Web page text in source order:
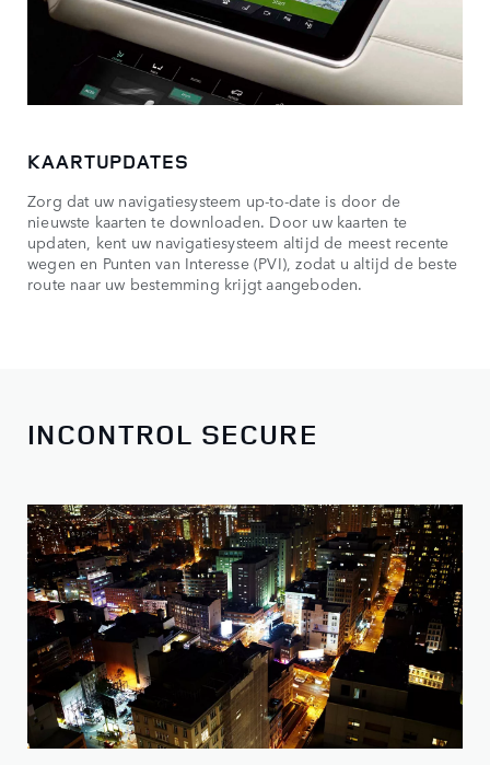
KAARTUPDATES
Zorg dat uw navigatiesysteem up-to-date is door de
nieuwste kaarten te downloaden. Door uw kaarten te
updaten, kent uw navigatiesysteem altijd de meest recente
wegen en Punten van Interesse (PVI), zodat u altijd de beste
route naar uw bestemming krijgt aangeboden.
INCONTROL SECURE